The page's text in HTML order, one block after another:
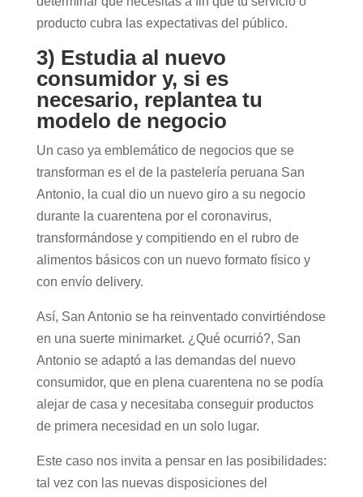
producto cubra las expectativas del público.
3) Estudia al nuevo
consumidor y, si es
necesario, replantea tu
modelo de negocio
Un caso ya emblemático de negocios que se
transforman es el de la pastelería peruana San
Antonio, la cual dio un nuevo giro a su negocio
durante la cuarentena por el coronavirus,
transformándose y compitiendo en el rubro de
alimentos básicos con un nuevo formato físico y
con envío delivery.
Así, San Antonio se ha reinventado convirtiéndose
en una suerte minimarket. ¿Qué ocurrió?, San
Antonio se adaptó a las demandas del nuevo
consumidor, que en plena cuarentena no se podía
alejar de casa y necesitaba conseguir productos
de primera necesidad en un solo lugar.
Este caso nos invita a pensar en las posibilidades:
tal vez con las nuevas disposiciones del